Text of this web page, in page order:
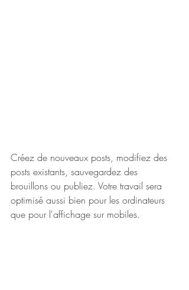
Créez de nouveaux posts, modifiez des
posts existants, sauvegardez des
brouillons ou publiez. Votre travail sera
optimisé aussi bien pour les ordinateurs
que pour l'affichage sur mobiles.